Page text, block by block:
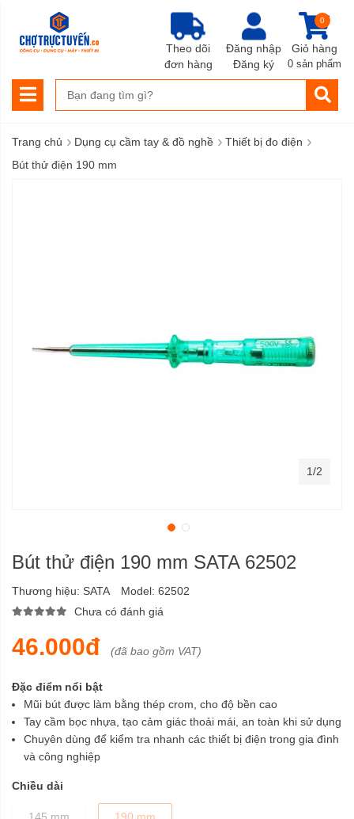
Đăng nhập
Đăng ký
Giỏ hàng
0
0 sản phẩm
Theo dõi
đơn hàng
Trang chủ › Dụng cụ cầm tay & đồ nghề › Thiết bị đo điện ›
Bút thử điện 190 mm
Bút thử điện 190 mm SATA 62502
Thương hiệu: SATA Model: 62502
Chưa có đánh giá
46.000đ (đã bao gồm VAT)
Đặc điểm nổi bật
Mũi bút được làm bằng thép crom, cho độ bền cao
Tay cầm bọc nhựa, tạo cảm giác thoải mái, an toàn khi sử dụng
Chuyên dùng để kiểm tra nhanh các thiết bị điện trong gia đình
và công nghiệp
Chiều dài
1/2